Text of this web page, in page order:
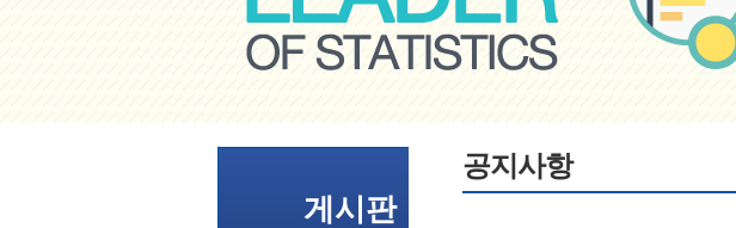
게시판
공지사항